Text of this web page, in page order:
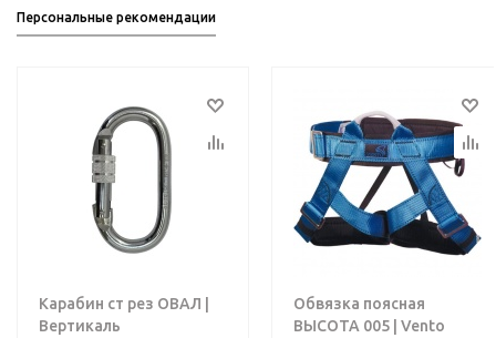
Персональные рекомендации
Карабин ст рез ОВАЛ |
Вертикаль
Обвязка поясная
ВЫСОТА 005 | Vento